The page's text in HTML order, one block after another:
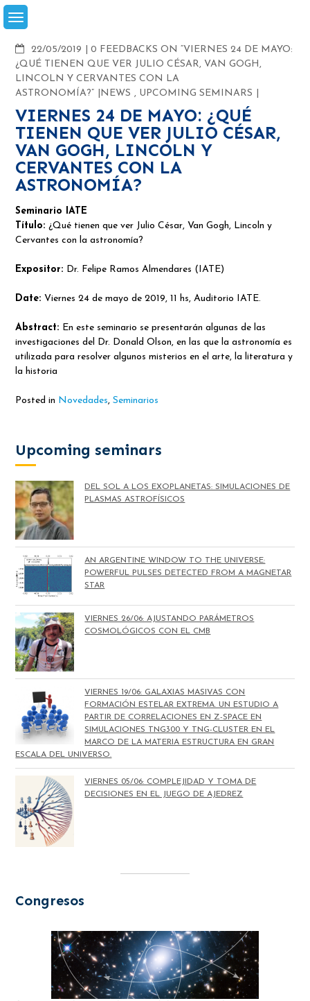
Skip
to
22/05/2019
COMMENTS
0 FEEDBACKS ON “VIERNES 24 DE MAYO:
¿QUÉ TIENEN QUE VER JULIO CÉSAR, VAN GOGH,
LINCOLN Y CERVANTES CON LA
ASTRONOMÍA?”
NEWS , UPCOMING SEMINARS
VIERNES 24 DE MAYO: ¿QUÉ
TIENEN QUE VER JULIO CÉSAR,
VAN GOGH, LINCOLN Y
CERVANTES CON LA
ASTRONOMÍA?
Seminario IATE
Título:¿Qué tienen que ver Julio César, Van Gogh, Lincoln y
Cervantes con la astronomía?
Expositor: Dr. Felipe Ramos Almendares (IATE)
Date: Viernes 24 de mayo de 2019, 11 hs, Auditorio IATE.
Abstract: En este seminario se presentarán algunas de las
investigaciones del Dr. Donald Olson, en las que la astronomía es
utilizada para resolver algunos misterios en el arte, la literatura y
la historia
Posted in Novedades,Seminarios
Upcoming seminars
DEL SOL A LOS EXOPLANETAS: SIMULACIONES DE
PLASMAS ASTROFÍSICOS
AN ARGENTINE WINDOW TO THE UNIVERSE:
POWERFUL PULSES DETECTED FROM A MAGNETAR
STAR
VIERNES 26/06: AJUSTANDO PARÁMETROS
COSMOLÓGICOS CON EL CMB
VIERNES 19/06: GALAXIAS MASIVAS CON
FORMACIÓN ESTELAR EXTREMA. UN ESTUDIO A
PARTIR DE CORRELACIONES EN Z-SPACE EN
SIMULACIONES TNG300 Y TNG-CLUSTER EN EL
MARCO DE LA MATERIA ESTRUCTURA EN GRAN
ESCALA DEL UNIVERSO.
VIERNES 05/06: COMPLEJIDAD Y TOMA DE
DECISIONES EN EL JUEGO DE AJEDREZ
Congresos